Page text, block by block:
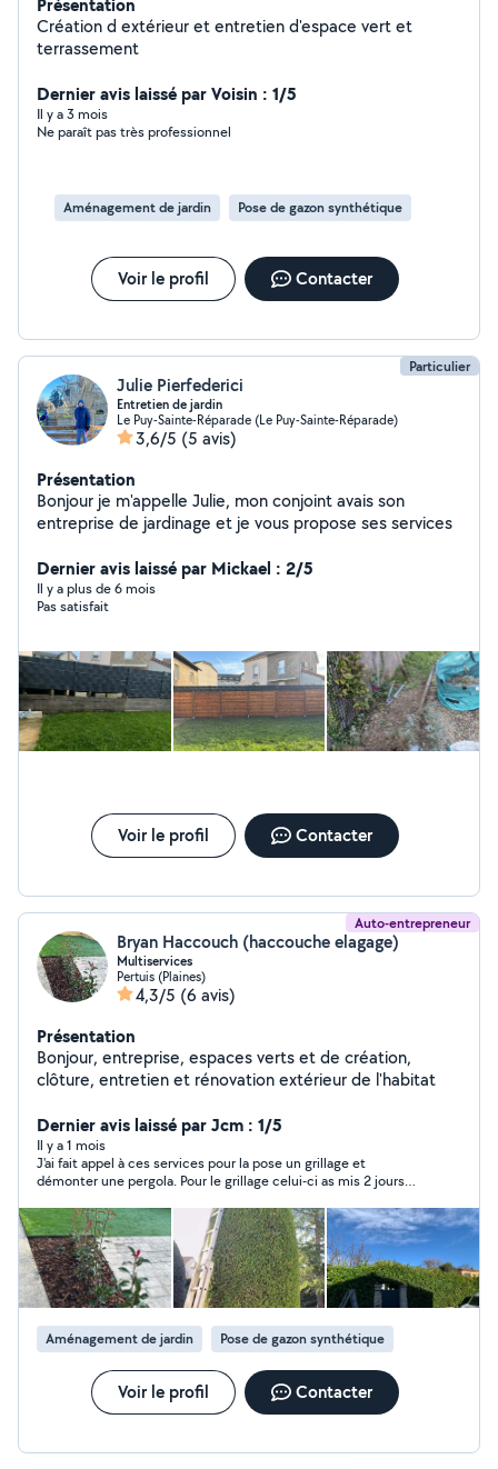
Création d extérieur et entretien d'espace vert et
terrassement
Dernier avis laissé par Voisin : 1/5
Il y a 3 mois
Ne paraît pas très professionnel
Aménagement de jardin Pose de gazon synthétique
Voir le profil Contacter
Particulier
Julie Pierfederici
Entretien de jardin
Le Puy-Sainte-Réparade (Le Puy-Sainte-Réparade)
3,6/5 (5 avis)
Présentation
Bonjour je m'appelle Julie, mon conjoint avais son
entreprise de jardinage et je vous propose ses services
Dernier avis laissé par Mickael : 2/5
Il y a plus de 6 mois
Pas satisfait
Voir le profil Contacter
Auto-entrepreneur
Bryan Haccouch (haccouche elagage)
Multiservices
Pertuis (Plaines)
4,3/5 (6 avis)
Présentation
Bonjour, entreprise, espaces verts et de création,
clôture, entretien et rénovation extérieur de l'habitat
Dernier avis laissé par Jcm : 1/5
Il y a 1 mois
J'ai fait appel à ces services pour la pose un grillage et
démonter une pergola. Pour le grillage celui-ci as mis 2 jours
travaux les piquets ne sont pas droits aucune entre jambes
pour maintenir le grillage le fils très mal posé 2 tendeurs pour
15m linéaire par contre il nous as fait flambée la CB en
demandant constamment des acomptes je lui ai demandé de
reprendre le grillage mais celui-ci nous à planter est n'ai jamais
revenu ne répond plus au téléphone je vous déconseille de ne
pas le solliciter cet juste un escroc.
Aménagement de jardin
Pose de gazon synthétique
Voir le profil Contacter